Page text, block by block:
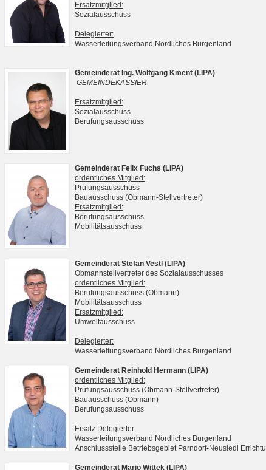
Ersatzmitglied:
Sozialausschuss
Delegierter:
Wasserleitungsverband Nördliches Burgenland
Gemeinderat Ing. Wolfgang Kment (LIPA)
GEMEINDEKASSIER
Ersatzmitglied:
Sozialausschuss
Berufungsausschuss
Gemeinderat Felix Fuchs (LIPA)
ordentliches Mitglied:
Prüfungsausschuss
Bauausschuss (Obmann-Stellvertreter)
Ersatzmitglied:
Berufungsausschuss
Mobilitätsausschuss
Gemeinderat Stefan Vestl (LIPA)
Obmannstellvertreter des Sozialausschusses
ordentliches Mitglied:
Berufungsausschuss (Obmann)
Mobilitätsausschuss
Ersatzmitglied:
Umweltausschuss
Delegierter:
Wasserleitungsverband Nördliches Burgenland
Gemeinderat Reinhold Hermann (LIPA)
ordentliches Mitglied:
Prüfungsausschuss (Obmann-Stellvertreter)
Bauausschuss (Obmann)
Berufungsausschuss
Ersatz Delegierter
Wasserleitungsverband Nördliches Burgenland
Anschlussstelle Betriebsgebiet Parndorf-Neusiedl
Gemeinderat Mario Wittek (LIPA)